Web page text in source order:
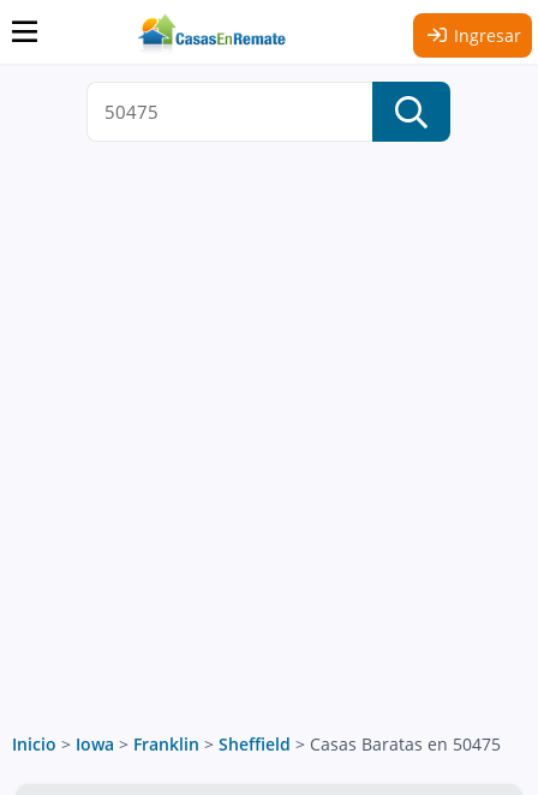
Ingresar
Inicio > Iowa > Franklin > Sheffield > Casas Baratas en 50475